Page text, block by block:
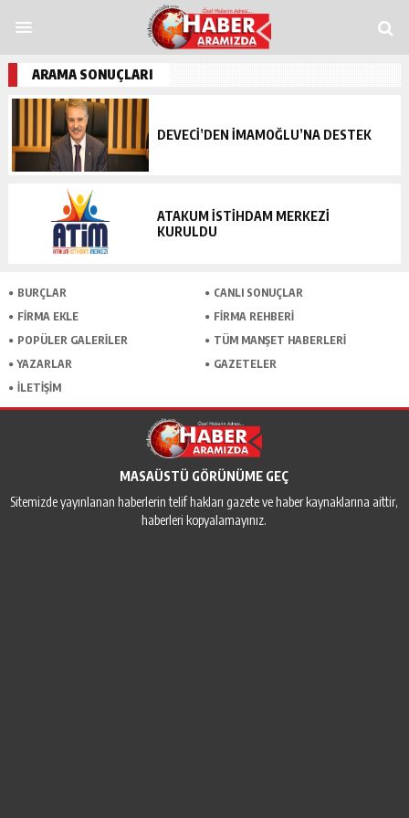
grandpashabetfunbahistümbetbetosfer
ARAMA SONUÇLARI
DEVECİ’DEN İMAMOĞLU’NA DESTEK
ATAKUM İSTİHDAM MERKEZİ
KURULDU
BURÇLAR
CANLI SONUÇLAR
FİRMA EKLE
FİRMA REHBERİ
POPÜLER GALERİLER
TÜM MANŞET HABERLERİ
YAZARLAR
GAZETELER
İLETİŞİM
MASAÜSTÜ GÖRÜNÜME GEÇ
Sitemizde yayınlanan haberlerin telif hakları gazete ve haber kaynaklarına aittir,
haberleri kopyalamayınız.